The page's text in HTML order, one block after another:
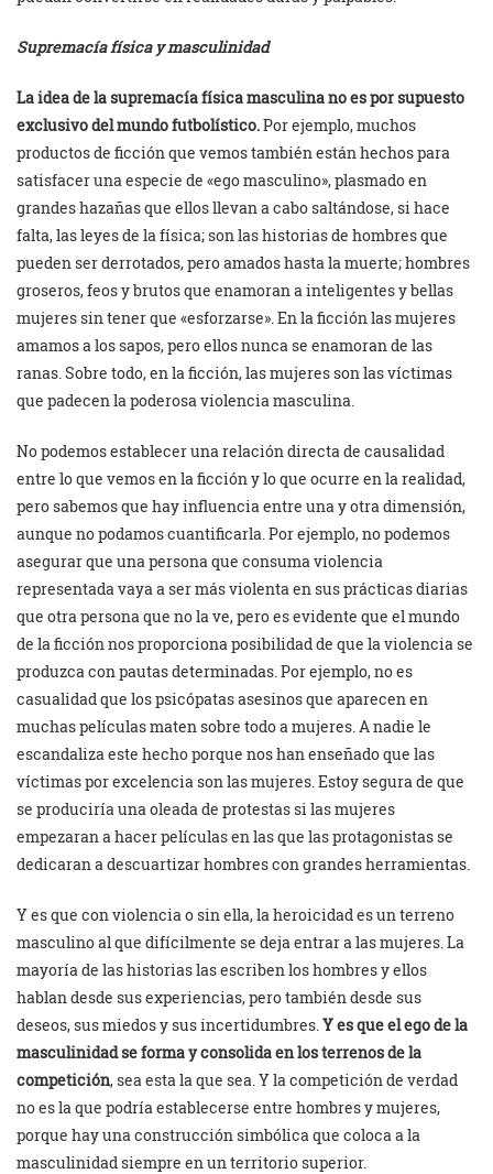
Supremacía física y masculinidad
La idea de la supremacía física masculina no es por supuesto
exclusivo del mundo futbolístico.Por ejemplo, muchos
productos de ficción que vemos también están hechos para
satisfacer una especie de «ego masculino», plasmado en
grandes hazañas que ellos llevan a cabo saltándose, si hace
falta, las leyes de la física; son las historias de hombres que
pueden ser derrotados, pero amados hasta la muerte; hombres
groseros, feos y brutos que enamoran a inteligentes y bellas
mujeres sin tener que «esforzarse». En la ficción las mujeres
amamos a los sapos, pero ellos nunca se enamoran de las
ranas. Sobre todo, en la ficción, las mujeres son las víctimas
que padecen la poderosa violencia masculina.
No podemos establecer una relación directa de causalidad
entre lo que vemos en la ficción y lo que ocurre en la realidad,
pero sabemos que hay influencia entre una y otra dimensión,
aunque no podamos cuantificarla. Por ejemplo, no podemos
asegurar que una persona que consuma violencia
representada vaya a ser más violenta en sus prácticas diarias
que otra persona que no la ve, pero es evidente que el mundo
de la ficción nos proporciona posibilidad de que la violencia se
produzca con pautas determinadas. Por ejemplo, no es
casualidad que los psicópatas asesinos que aparecen en
muchas películas maten sobre todo a mujeres. A nadie le
escandaliza este hecho porque nos han enseñado que las
víctimas por excelencia son las mujeres. Estoy segura de que
se produciría una oleada de protestas si las mujeres
empezaran a hacer películas en las que las protagonistas se
dedicaran a descuartizar hombres con grandes herramientas.
Y es que con violencia o sin ella, la heroicidad es un terreno
masculino al que difícilmente se deja entrar a las mujeres. La
mayoría de las historias las escriben los hombres y ellos
hablan desde sus experiencias, pero también desde sus
deseos, sus miedos y sus incertidumbres.Y es que el ego de la
masculinidad se forma y consolida en los terrenos de la
competición, sea esta la que sea. Y la competición de verdad
no es la que podría establecerse entre hombres y mujeres,
porque hay una construcción simbólica que coloca a la
masculinidad siempre en un territorio superior.